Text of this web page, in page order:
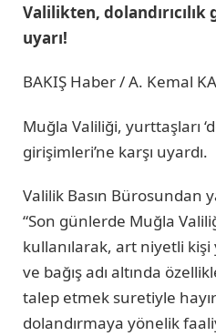
Valilikten,
uyarı!
BAKIŞ Haber / A. Kemal
Muğla Valiliği, yurttaşları
girişimleri’ne karşı uyardı.
Valilik Basın Bürosundan
“Son günlerde Muğla
kullanılarak, art niyetli kişi
ve bağış adı altında
talep etmek suretiyle
dolandırmaya yönelik